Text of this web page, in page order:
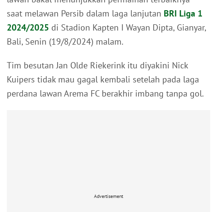
saat melawan Persib dalam laga lanjutan BRI Liga 1
2024/2025 di Stadion Kapten I Wayan Dipta, Gianyar,
Bali, Senin (19/8/2024) malam.
Tim besutan Jan Olde Riekerink itu diyakini Nick
Kuipers tidak mau gagal kembali setelah pada laga
perdana lawan Arema FC berakhir imbang tanpa gol.
Advertisement